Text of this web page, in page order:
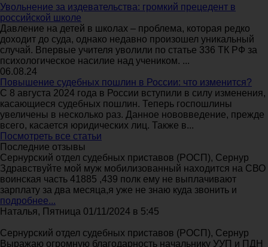
Увольнение за издевательства: громкий прецедент в
российской школе
Давление на детей в школах – проблема, которая редко
доходит до суда, однако недавно произошел уникальный
случай. Впервые учителя уволили по статье 336 ТК РФ за
психологическое насилие над учеником. ...
06.08.24
Повышение судебных пошлин в России: что изменится?
С 8 августа 2024 года в России вступили в силу изменения,
касающиеся судебных пошлин. Теперь госпошлины
увеличены в несколько раз. Данное нововведение, прежде
всего, касается юридических лиц. Также в...
Посмотреть все статьи
Последние отзывы
Сернурский отдел судебных приставов (РОСП), Сернур
Здравствуйте мой муж мобилизованный находится на СВО
воинская часть 41885 ,439 полк ему не выплачивают
зарплату за два месяца,я уже не знаю куда звонить и
подробнее...
Наталья, Пятница 01/11/2024 в 5:45
Сернурский отдел судебных приставов (РОСП), Сернур
Выражаю огромную благодарность начальнику УУП и ПДН